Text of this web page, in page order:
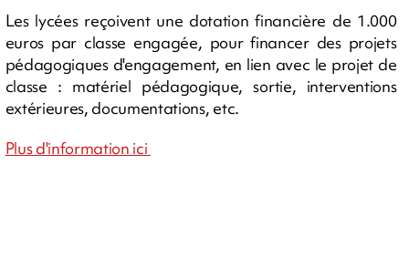
Les lycées reçoivent une dotation financière de 1.000
euros par classe engagée, pour financer des projets
pédagogiques d'engagement, en lien avec le projet de
classe : matériel pédagogique, sortie, interventions
extérieures, documentations, etc.
Plus d'information ici